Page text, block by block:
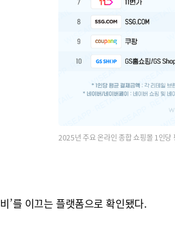
2025년 주요 온라인 종합 쇼핑몰 1인
’를 이끄는 플랫폼으로 확인됐다.